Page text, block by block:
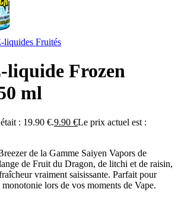
liquides Fruités
liquide Frozen
ml
: 19.90 €.9.90 €Le prix actuel est :
de la Gamme Saiyen Vapors de
de Fruit du Dragon, de litchi et de raisin,
vraiment saisissante. Parfait pour
lors de vos moments de Vape.